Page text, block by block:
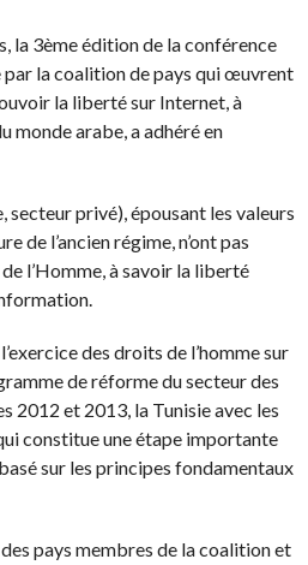
la 3ème édition de la conférence
par la coalition de pays qui œuvrent
la liberté sur Internet, à
monde arabe, a adhéré en
privé), épousant les valeurs
de l’ancien régime, n’ont pas
l’Homme, à savoir la liberté
des droits de l’homme sur
de réforme du secteur des
2012 et 2013, la Tunisie avec les
constitue une étape importante
sur les principes fondamentaux
pays membres de la coalition et